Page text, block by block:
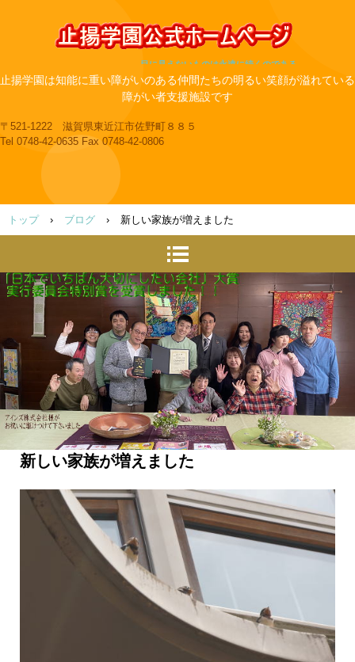
目に見えないものは永遠に続くのである
止揚学園は知能に重い障がいのある仲間たちの明るい笑顔が溢れている
障がい者支援施設です
〒521-1222 滋賀県東近江市佐野町８８５
Tel 0748-42-0635 Fax 0748-42-0806
トップ › ブログ › 新しい家族が増えました
新しい家族が増えました